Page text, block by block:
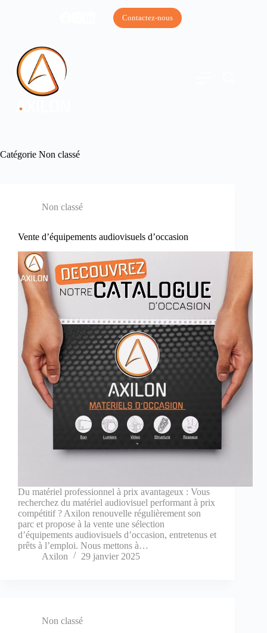
Contactez-nous
Catégorie Non classé
Non classé
Vente d’équipements audiovisuels d’occasion
Du matériel professionnel à prix avantageux : Vous
recherchez du matériel audiovisuel performant à prix
compétitif ? Axilon renouvelle régulièrement son
parc et propose à la vente une sélection
d’équipements audiovisuels d’occasion, entretenus et
prêts à l’emploi. Nous mettons à…
Axilon
29 janvier 2025
Non classé